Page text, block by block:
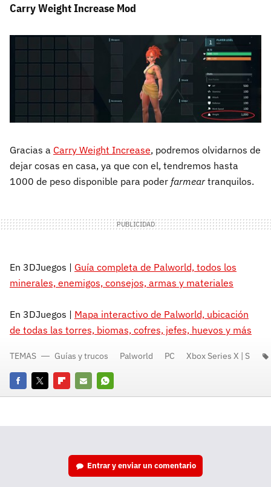
Carry Weight Increase Mod
Gracias a Carry Weight Increase, podremos olvidarnos de
dejar cosas en casa, ya que con el, tendremos hasta
1000 de peso disponible para poder farmear tranquilos.
En 3DJuegos | Guía completa de Palworld, todos los
minerales, enemigos, consejos, armas y materiales
En 3DJuegos | Mapa interactivo de Palworld, ubicación
de todas las torres, biomas, cofres, jefes, huevos y más
FacebookTwitterFlipboard
E-
Whatsapp
TEMAS Guías y trucos Palworld PC Xbox Series X | S
Entrar y enviar un comentario